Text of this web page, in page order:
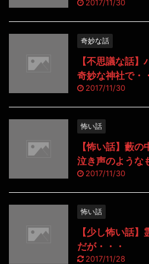
2017/11/30
奇妙な話
【不思議な話
奇妙な神社で・
2017/11/30
怖い話
【怖い話】藪
泣き声のような
2017/11/30
怖い話
【少し怖い話
だが・・・
2017/11/28